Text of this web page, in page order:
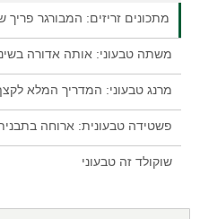
מתכונים זריזים: המבורגר פריך
משתה טבעוני: אותה אדורה
מרנג טבעוני: המדריך המלא
פשטידה טבעונית: ארוחה
שוקולד זה טבעוני